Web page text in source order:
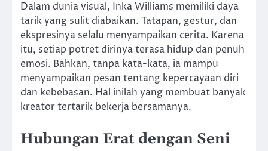
Dalam dunia visual, Inka Williams memiliki daya
tarik yang sulit diabaikan. Tatapan, gestur, dan
ekspresinya selalu menyampaikan cerita. Karena
itu, setiap potret dirinya terasa hidup dan penuh
emosi. Bahkan, tanpa kata-kata, ia mampu
menyampaikan pesan tentang kepercayaan diri
dan kebebasan. Hal inilah yang membuat banyak
kreator tertarik bekerja bersamanya.
Hubungan Erat dengan Seni